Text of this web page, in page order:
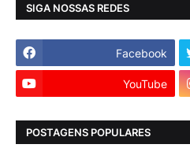
SIGA NOSSAS REDES
Facebook
YouTube
POSTAGENS POPULARES